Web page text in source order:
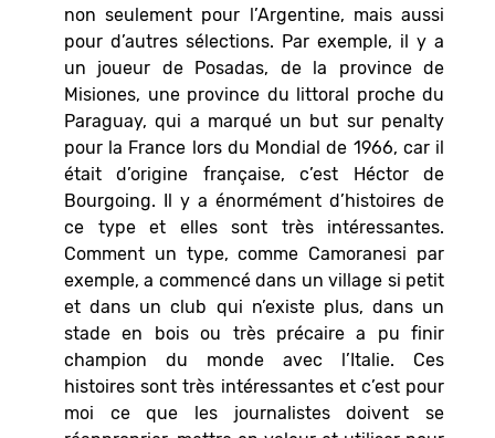
non seulement pour l’Argentine, mais aussi
pour d’autres sélections. Par exemple, il y a
un joueur de Posadas, de la province de
Misiones, une province du littoral proche du
Paraguay, qui a marqué un but sur penalty
pour la France lors du Mondial de 1966, car il
était d’origine française, c’est Héctor de
Bourgoing. Il y a énormément d’histoires de
ce type et elles sont très intéressantes.
Comment un type, comme Camoranesi par
exemple, a commencé dans un village si petit
et dans un club qui n’existe plus, dans un
stade en bois ou très précaire a pu finir
champion du monde avec l’Italie. Ces
histoires sont très intéressantes et c’est pour
moi ce que les journalistes doivent se